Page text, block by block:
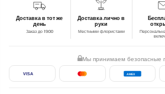
Доставка в тот же
день
Заказ до 19:00
Доставка лично в
руки
Местными флористами
Мы принимаем безопасные
VISA AMEX